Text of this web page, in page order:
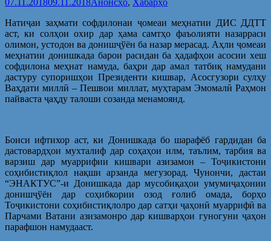
Натиҷаи заҳмати софдилонаи ҷомеаи меҳнатии ДИС ДДТТ
аст, ки солҳои охир дар ҳама самтҳо фаъолияти назарраси
олимон, устодон ва донишҷўён ба назар мерасад. Аҳли ҷомеаи
меҳнатии донишкада барои расидан ба ҳадафҳои асосии хеш
софдилона меҳнат намуда, баҳри дар амал татбиқ намудани
дастуру супоришҳои Президенти кишвар, Асосгузори сулҳу
Ваҳдати миллӣ – Пешвои миллат, муҳтарам Эмомалӣ Раҳмон
пайваста ҷаҳду талоши созанда менамоянд.
Боиси ифтихор аст, ки Донишкада бо шарафёб гардидан ба
дастовардҳои мухталиф дар соҳаҳои илм, таълим, тарбия ва
варзиш дар муаррифии кишвари азизамон – Тоҷикистони
соҳибистиқлол нақши арзанда мегузорад. Чунончи, дастаи
“ЭНАКТУС”-и Донишкада дар мусобиқаҳои умумиҷаҳонии
донишҷўён дар соҳибкории озод ғолиб омада, борҳо
Тоҷикистони соҳибистиқлолро дар сатҳи ҷаҳонӣ муаррифӣ ва
Парчами Ватани азизамонро дар кишварҳои гуногуни ҷаҳон
парафшон намудааст.